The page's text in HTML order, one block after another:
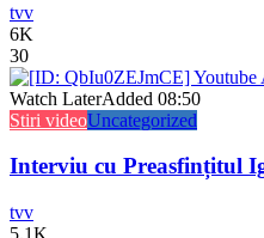
tvv
6K
30
Watch LaterAdded 08:50
Stiri videoUncategorized
Interviu cu Preasfințitul
tvv